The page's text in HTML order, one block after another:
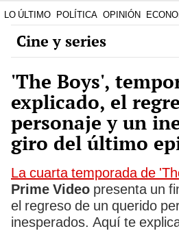
LO ÚLTIMO POLÍTICA OPINIÓN
Cine y series
'The Boys',
explicado, el
personaje y un
giro del último
La cuarta temporada de
Prime Video presenta un
el regreso de un querido
inesperados. Aquí te